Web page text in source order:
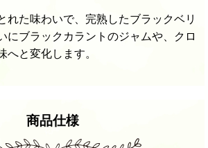
れた味わいで、完熟したブラックベリ
にブラックカラントのジャムや、クロ
へと変化します。
商品仕様